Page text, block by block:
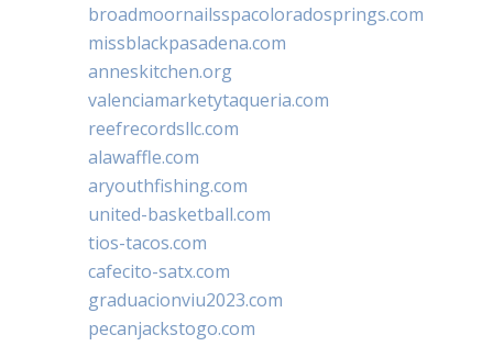
broadmoornailsspacoloradosprings.com
missblackpasadena.com
anneskitchen.org
valenciamarketytaqueria.com
reefrecordsllc.com
alawaffle.com
aryouthfishing.com
united-basketball.com
tios-tacos.com
cafecito-satx.com
graduacionviu2023.com
pecanjackstogo.com